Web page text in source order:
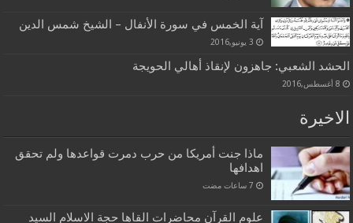
آية الخمس في سورة الأنفال – الشيخ شمس الدين
3 يونيو,2016
الحشد الشعبي: جاهزون لإنقاذ أهالي الحويجة
8 أغسطس,2016
الاخيرة
ماذا جنت أمريكا من حرب دمرت قواعدها ولم تحقق
اهدافها
علوم القرآن محاضرات القاها حجة الاسلام السيد